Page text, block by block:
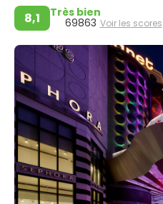
8,1 Très bien
69863 Voir les scores